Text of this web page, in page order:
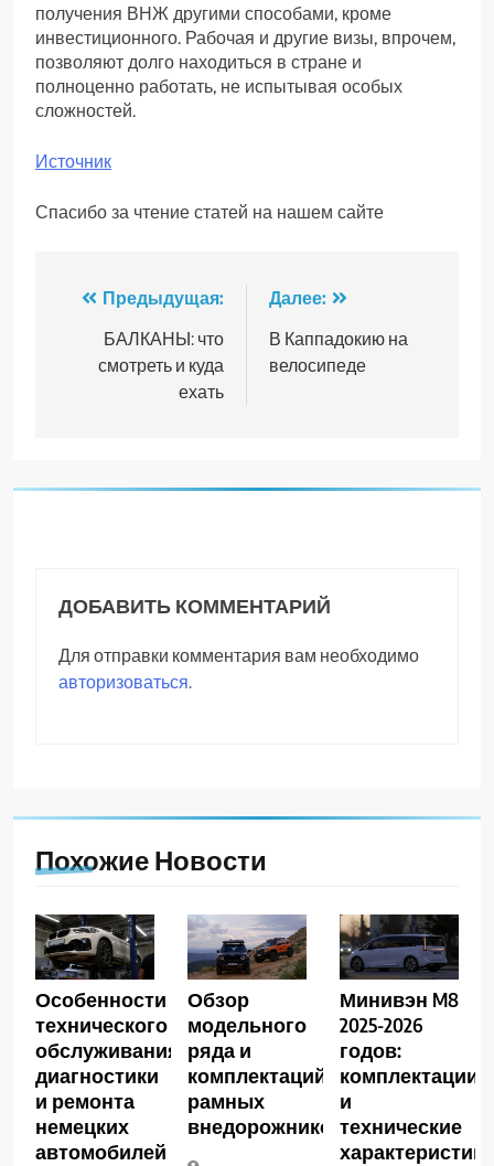
получения ВНЖ другими способами, кроме
инвестиционного. Рабочая и другие визы, впрочем,
позволяют долго находиться в стране и
полноценно работать, не испытывая особых
сложностей.
Источник
Спасибо за чтение статей на нашем сайте
Навигация
записям
Предыдущая:
БАЛКАНЫ: что
смотреть и куда
ехать
Далее:
В Каппадокию на
велосипеде
ДОБАВИТЬ КОММЕНТАРИЙ
Для отправки комментария вам необходимо
авторизоваться.
Похожие Новости
Особенности
технического
обслуживания,
диагностики
и ремонта
немецких
автомобилей
Обзор
модельного
ряда и
комплектаций
рамных
внедорожников
Минивэн M8
2025-2026
годов:
комплектации
и
технические
характеристики